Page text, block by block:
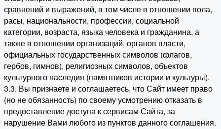
сравнений и выражений, в том числе в отношении пола,
расы, национальности, профессии, социальной
категории, возраста, языка человека и гражданина, а
также в отношении организаций, органов власти,
официальных государственных символов (флагов,
гербов, гимнов), религиозных символов, объектов
культурного наследия (памятников истории и культуры).
3.3. Вы признаете и соглашаетесь, что Сайт имеет право
(но не обязанность) по своему усмотрению отказать в
предоставление доступа к сервисам Сайта, за
нарушение Вами любого из пунктов данного соглашения.